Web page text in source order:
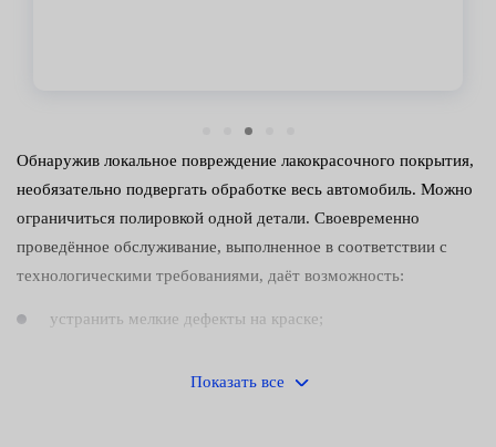
Обнаружив локальное повреждение лакокрасочного покрытия,
необязательно подвергать обработке весь автомобиль. Можно
ограничиться полировкой одной детали. Своевременно
проведённое обслуживание, выполненное в соответствии с
технологическими требованиями, даёт возможность:
устранить мелкие дефекты на краске;
Показать все